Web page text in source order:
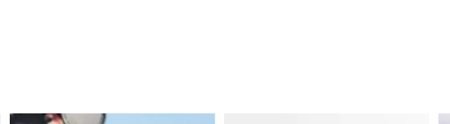
virtuelle) du poste de tir